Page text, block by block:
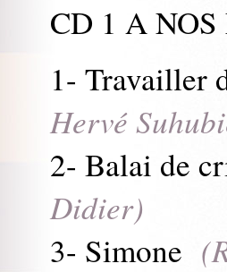
CD 1 A
1- Travailler
Hervé
2- Balai de
Didier)
3- Simone